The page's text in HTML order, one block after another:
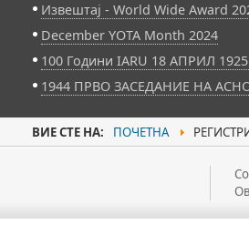
Извештај - World Wide Award
December YOTA Month 2024
100 Години IARU 18 АПРИЛ
1944 ПРВО ЗАСЕДАНИЕ НА
ВИЕ СТЕ НА: ПОЧЕТНА